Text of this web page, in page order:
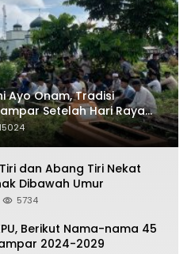
Ayo Onam, Tradisi
Setelah Hari Raya
dan Abang Tiri Nekat
Dibawah Umur
5734
Berikut Nama-nama 45